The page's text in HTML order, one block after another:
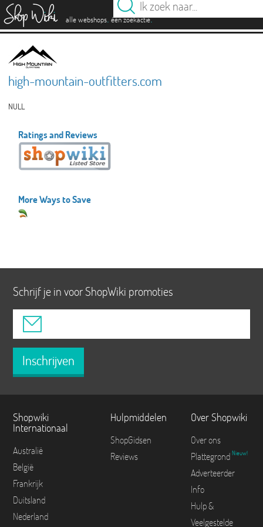
alle webshops. één zoekactie.
high-mountain-outfitters.com
NULL
Ratings and Reviews
More Ways to Save
Schrijf je in voor ShopWiki promoties
Inschrijven
Shopwiki
Internationaal
Australië
België
Frankrijk
Duitsland
Nederland
Hulpmiddelen
ShopGidsen
Reviews
Over Shopwiki
Over ons
Plattegrond Nieuw!
Adverteerder
Info
Hulp &
Veelgestelde